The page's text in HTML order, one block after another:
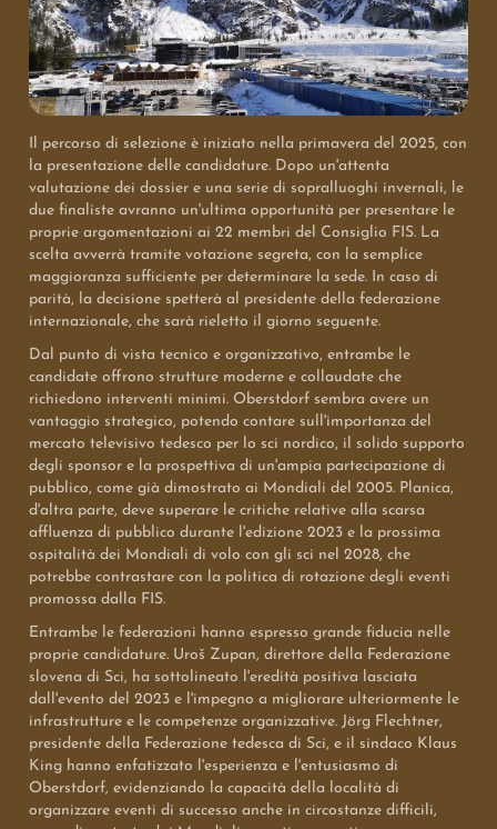
Il percorso di selezione è iniziato nella primavera del 2025, con
la presentazione delle candidature. Dopo un'attenta
valutazione dei dossier e una serie di sopralluoghi invernali, le
due finaliste avranno un'ultima opportunità per presentare le
proprie argomentazioni ai 22 membri del Consiglio FIS. La
scelta avverrà tramite votazione segreta, con la semplice
maggioranza sufficiente per determinare la sede. In caso di
parità, la decisione spetterà al presidente della federazione
internazionale, che sarà rieletto il giorno seguente.
Dal punto di vista tecnico e organizzativo, entrambe le
candidate offrono strutture moderne e collaudate che
richiedono interventi minimi. Oberstdorf sembra avere un
vantaggio strategico, potendo contare sull'importanza del
mercato televisivo tedesco per lo sci nordico, il solido supporto
degli sponsor e la prospettiva di un'ampia partecipazione di
pubblico, come già dimostrato ai Mondiali del 2005. Planica,
d'altra parte, deve superare le critiche relative alla scarsa
affluenza di pubblico durante l'edizione 2023 e la prossima
ospitalità dei Mondiali di volo con gli sci nel 2028, che
potrebbe contrastare con la politica di rotazione degli eventi
promossa dalla FIS.
Entrambe le federazioni hanno espresso grande fiducia nelle
proprie candidature. Uroš Zupan, direttore della Federazione
slovena di Sci, ha sottolineato l'eredità positiva lasciata
dall'evento del 2023 e l'impegno a migliorare ulteriormente le
infrastrutture e le competenze organizzative. Jörg Flechtner,
presidente della Federazione tedesca di Sci, e il sindaco Klaus
King hanno enfatizzato l'esperienza e l'entusiasmo di
Oberstdorf, evidenziando la capacità della località di
organizzare eventi di successo anche in circostanze difficili,